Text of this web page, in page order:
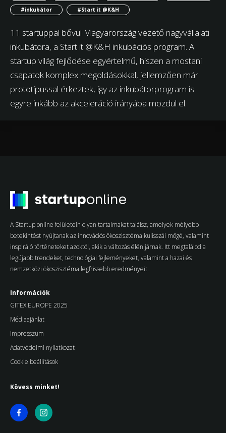
#inkubátor
#Start it @K&H
11 startuppal bővül Magyarország vezető nagyvállalati
inkubátora, a Start it @K&H inkubációs program. A
startup világ fejlődése egyértelmű, hiszen a mostani
csapatok komplex megoldásokkal, jellemzően már
prototípussal érkeztek, így az inkubátorprogram is
egyre inkább az akceleráció irányába mozdul el.
A Startup online felületein olyan tartalmakat találsz, amelyek mélyebb
betekintést nyújtanak az innovációs ökoszisztéma kulisszái mögé, valamint
inspiráló történeteket azoktól, akik a változás élén járnak. Itt megtalálod a
legújabb trendeket, technológiai fejleményeket, valamint a hazai és
nemzetközi ökoszisztéma legfrissebb eredményeit.
Információk
GITEX EUROPE 2025
Médiaajánlat
Impresszum
Adatvédelmi nyilatkozat
Cookie beállítások
Kövess minket!